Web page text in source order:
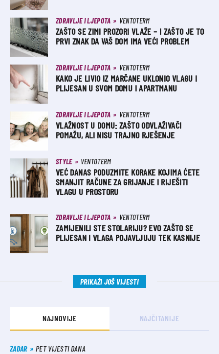
ZDRAVLJE I LJEPOTA VENTOTERM
ZAŠTO SE ZIMI PROZORI VLAŽE – I ZAŠTO JE TO
PRVI ZNAK DA VAŠ DOM IMA VEĆI PROBLEM
ZDRAVLJE I LJEPOTA VENTOTERM
KAKO JE LIVIO IZ MARČANE UKLONIO VLAGU I
PLIJESAN U SVOM DOMU I APARTMANU
ZDRAVLJE I LJEPOTA VENTOTERM
VLAŽNOST U DOMU: ZAŠTO ODVLAŽIVAČI
POMAŽU, ALI NISU TRAJNO RJEŠENJE
STYLE VENTOTERM
VEĆ DANAS PODUZMITE KORAKE KOJIMA ĆETE
SMANJIT RAČUNE ZA GRIJANJE I RIJEŠITI
VLAGU U PROSTORU
ZDRAVLJE I LJEPOTA VENTOTERM
ZAMIJENILI STE STOLARIJU? EVO ZAŠTO SE
PLIJESAN I VLAGA POJAVLJUJU TEK KASNIJE
PRIKAŽI JOŠ VIJESTI
NAJNOVIJE NAJČITANIJE
ZADAR PET VIJESTI DANA